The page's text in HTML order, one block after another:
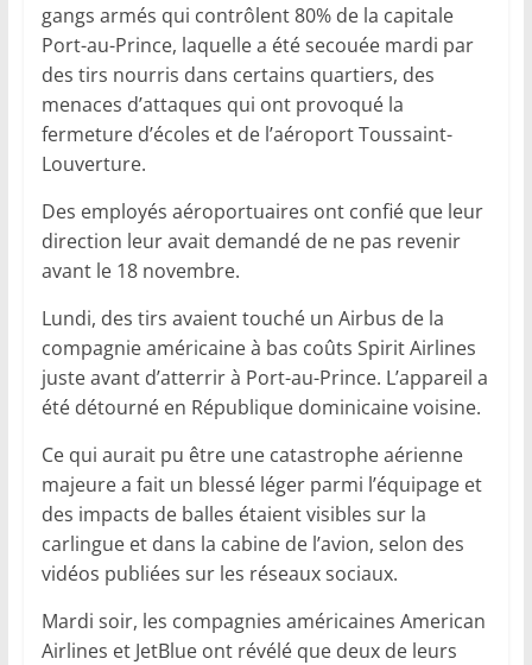
gangs armés qui contrôlent 80% de la capitale
Port-au-Prince, laquelle a été secouée mardi par
des tirs nourris dans certains quartiers, des
menaces d’attaques qui ont provoqué la
fermeture d’écoles et de l’aéroport Toussaint-
Louverture.
Des employés aéroportuaires ont confié que leur
direction leur avait demandé de ne pas revenir
avant le 18 novembre.
Lundi, des tirs avaient touché un Airbus de la
compagnie américaine à bas coûts Spirit Airlines
juste avant d’atterrir à Port-au-Prince. L’appareil a
été détourné en République dominicaine voisine.
Ce qui aurait pu être une catastrophe aérienne
majeure a fait un blessé léger parmi l’équipage et
des impacts de balles étaient visibles sur la
carlingue et dans la cabine de l’avion, selon des
vidéos publiées sur les réseaux sociaux.
Mardi soir, les compagnies américaines American
Airlines et JetBlue ont révélé que deux de leurs